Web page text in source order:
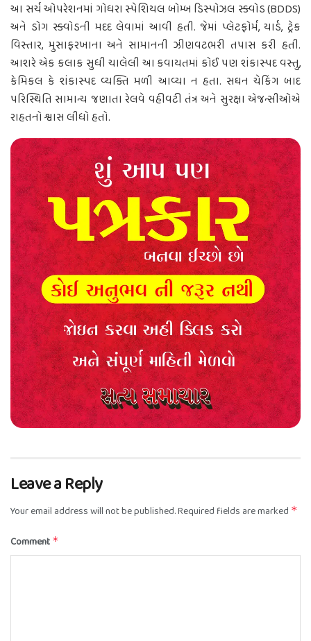
આ સર્ચ ઓપરેશનમાં ગોધરા સ્પેશિયલ બોમ્બ ડિસ્પોઝલ સ્ક્વોડ (BDDS)
અને ડોગ સ્ક્વોડની મદદ લેવામાં આવી હતી. જેમાં પ્લેટફોર્મ, યાર્ડ, ટ્રેક
વિસ્તાર, મુસાફરખાના અને સામાનની ઝીણવટભરી તપાસ કરી હતી.
આશરે એક કલાક સુધી ચાલેલી આ કવાયતમાં કોઈ પણ શંકાસ્પદ વસ્તુ,
કેમિકલ કે શંકાસ્પદ વ્યક્તિ મળી આવ્યા ન હતા. સઘન ચેકિંગ બાદ
પરિસ્થિતિ સામાન્ય જણાતા રેલવે વહીવટી તંત્ર અને સુરક્ષા એજન્સીઓએ
રાહતનો શ્વાસ લીધો હતો.
Leave a Reply
Your email address will not be published.Required fields are marked *
Comment *